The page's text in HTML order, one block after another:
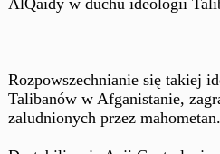
AlQaidy w duchu ideologii
Rozpowszechnianie się takiej
Talibanów w Afganistanie,
zaludnionych przez mahometan.